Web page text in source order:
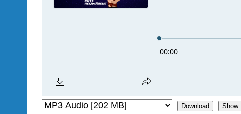
Download Show